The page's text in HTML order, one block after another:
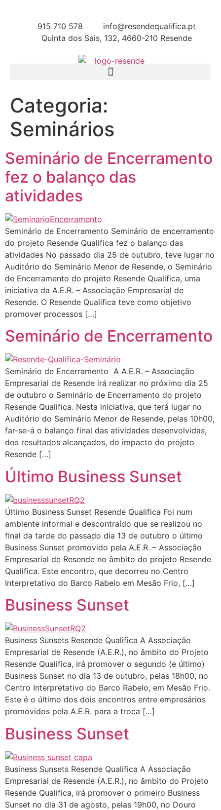
915 710 578
info@resendequalifica.pt
Quinta dos Sais, 132, 4660-210 Resende
Categoria:
Seminários
Seminário de Encerramento
fez o balanço das
atividades
Seminário de Encerramento Seminário de encerramento
do projeto Resende Qualifica fez o balanço das
atividades No passado dia 25 de outubro, teve lugar no
Auditório do Seminário Menor de Resende, o Seminário
de Encerramento do projeto Resende Qualifica, uma
iniciativa da A.E.R. – Associação Empresarial de
Resende. O Resende Qualifica teve como objetivo
promover processos […]
Seminário de Encerramento
Seminário de Encerramento A A.E.R. – Associação
Empresarial de Resende irá realizar no próximo dia 25
de outubro o Seminário de Encerramento do projeto
Resende Qualifica. Nesta iniciativa, que terá lugar no
Auditório do Seminário Menor de Resende, pelas 10h00,
far-se-á o balanço final das atividades desenvolvidas,
dos resultados alcançados, do impacto do projeto
Resende […]
Último Business Sunset
Último Business Sunset Resende Qualifica Foi num
ambiente informal e descontraído que se realizou no
final da tarde do passado dia 13 de outubro o último
Business Sunset promovido pela A.E.R. – Associação
Empresarial de Resende no âmbito do projeto Resende
Qualifica. Este encontro, que decorreu no Centro
Interpretativo do Barco Rabelo em Mesão Frio, […]
Business Sunset
Business Sunsets Resende Qualifica A Associação
Empresarial de Resende (A.E.R.), no âmbito do Projeto
Resende Qualifica, irá promover o segundo (e último)
Business Sunset no dia 13 de outubro, pelas 18h00, no
Centro Interpretativo do Barco Rabelo, em Mesão Frio.
Este é o último dos dois encontros entre empresários
promovidos pela A.E.R. para a troca […]
Business Sunset
Business Sunsets Resende Qualifica A Associação
Empresarial de Resende (A.E.R.), no âmbito do Projeto
Resende Qualifica, irá promover o primeiro Business
Sunset no dia 31 de agosto, pelas 19h00, no Douro